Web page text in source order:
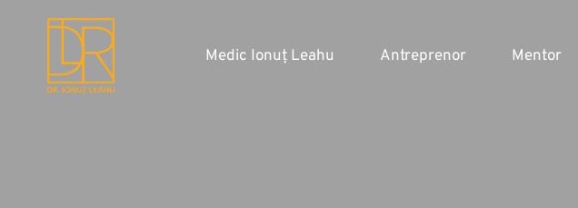
Medic Ionuț Leahu Antreprenor Mentor